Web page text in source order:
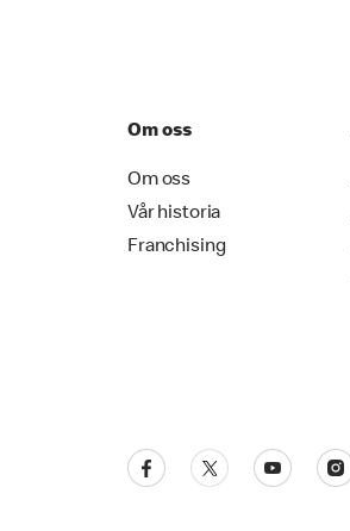
Om oss
Om oss
Vår historia
Franchising